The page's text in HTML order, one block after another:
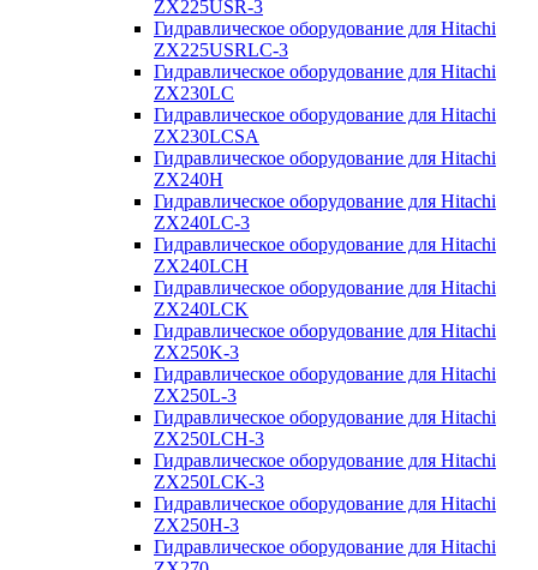
ZX225USR-3
Гидравлическое оборудование для Hitachi
ZX225USRLC-3
Гидравлическое оборудование для Hitachi
ZX230LC
Гидравлическое оборудование для Hitachi
ZX230LCSA
Гидравлическое оборудование для Hitachi
ZX240H
Гидравлическое оборудование для Hitachi
ZX240LC-3
Гидравлическое оборудование для Hitachi
ZX240LCH
Гидравлическое оборудование для Hitachi
ZX240LCK
Гидравлическое оборудование для Hitachi
ZX250K-3
Гидравлическое оборудование для Hitachi
ZX250L-3
Гидравлическое оборудование для Hitachi
ZX250LCH-3
Гидравлическое оборудование для Hitachi
ZX250LCK-3
Гидравлическое оборудование для Hitachi
ZX250Н-3
Гидравлическое оборудование для Hitachi